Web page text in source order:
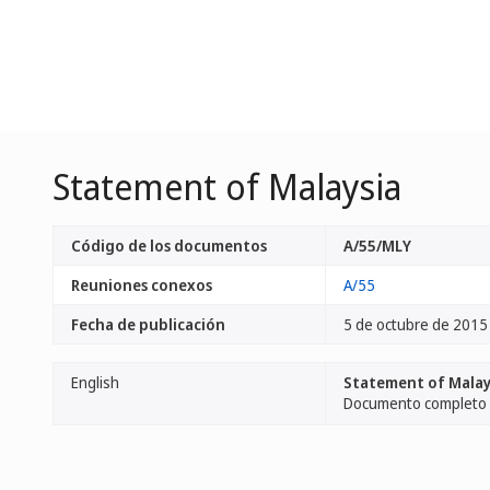
Statement of Malaysia
Código de los documentos
A/55/MLY
Reuniones conexos
A/55
Fecha de publicación
5 de octubre de 2015
English
Statement of
Documento completo